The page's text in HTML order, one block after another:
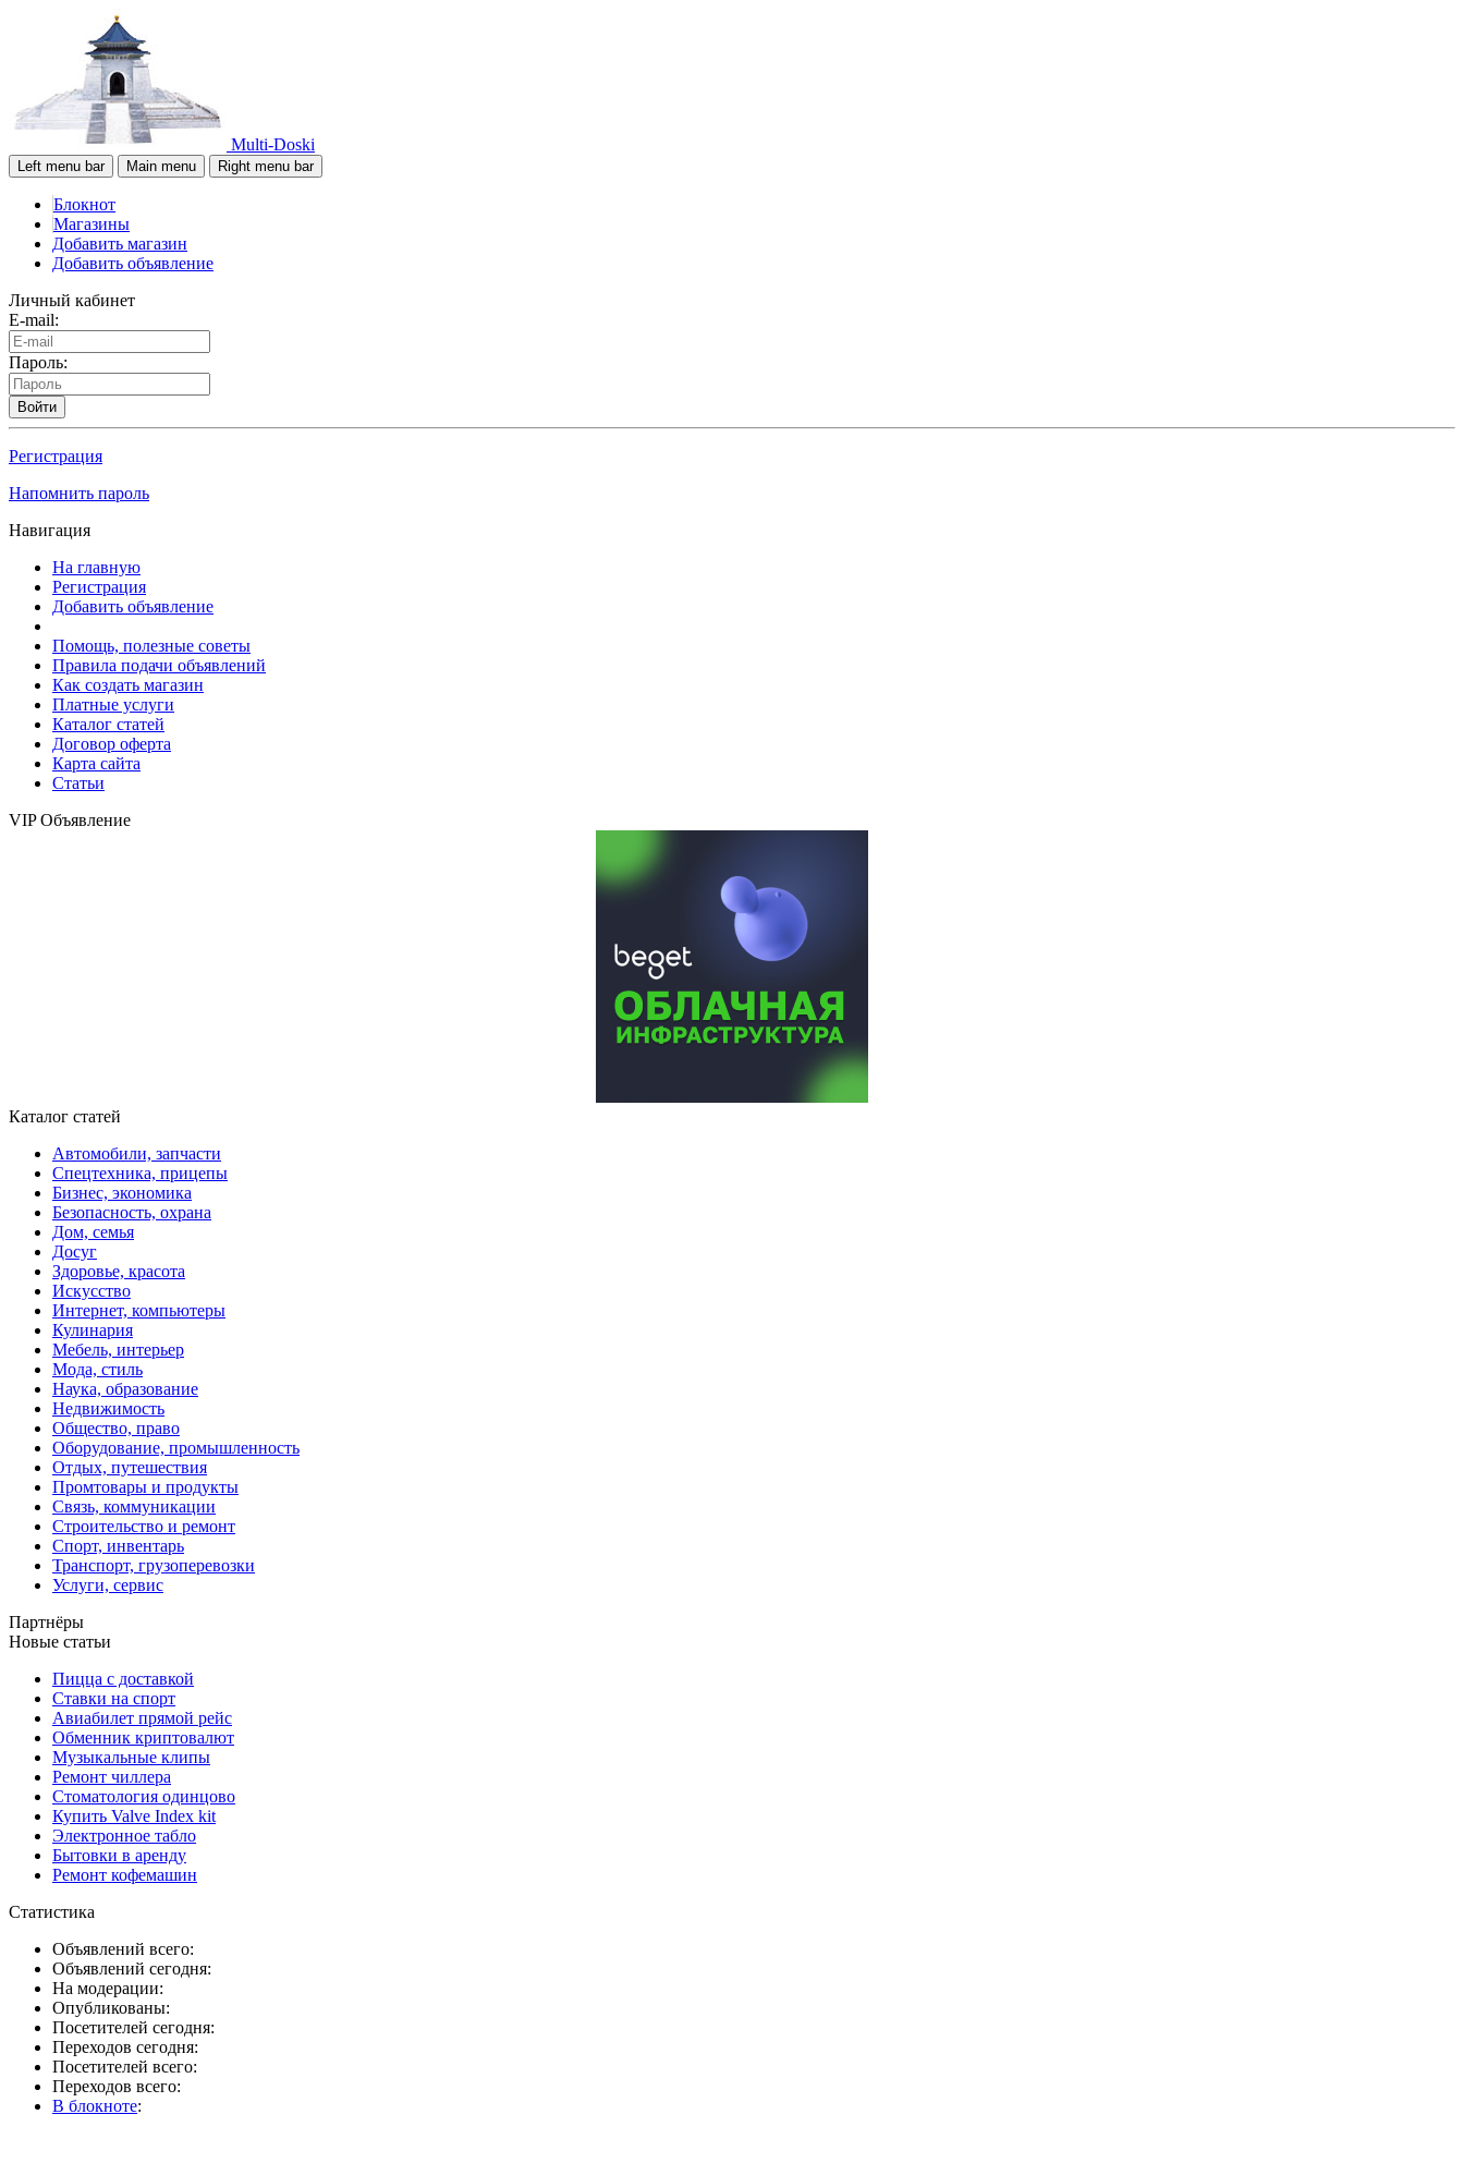
Multi-Doski
Left menu bar Main menu Right menu bar
Блокнот
Магазины
Добавить магазин
Добавить объявление
Личный кабинет
E-mail:
Пароль:
Войти
Регистрация
Напомнить пароль
Навигация
На главную
Регистрация
Добавить объявление
Помощь, полезные советы
Правила подачи объявлений
Как создать магазин
Платные услуги
Каталог статей
Договор оферта
Карта сайта
Статьи
VIP Объявление
Каталог статей
Автомобили, запчасти
Спецтехника, прицепы
Бизнес, экономика
Безопасность, охрана
Дом, семья
Досуг
Здоровье, красота
Искусство
Интернет, компьютеры
Кулинария
Мебель, интерьер
Мода, стиль
Наука, образование
Недвижимость
Общество, право
Оборудование, промышленность
Отдых, путешествия
Промтовары и продукты
Связь, коммуникации
Строительство и ремонт
Спорт, инвентарь
Транспорт, грузоперевозки
Услуги, сервис
Партнёры
Новые статьи
Пицца с доставкой
Ставки на спорт
Авиабилет прямой рейс
Обменник криптовалют
Музыкальные клипы
Ремонт чиллера
Стоматология одинцово
Купить Valve Index kit
Электронное табло
Бытовки в аренду
Ремонт кофемашин
Статистика
Объявлений всего:
Объявлений сегодня:
На модерации:
Опубликованы:
Посетителей сегодня:
Переходов сегодня:
Посетителей всего:
Переходов всего:
В блокноте: